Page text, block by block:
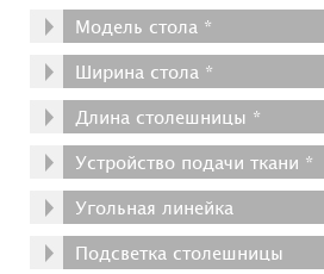
Модель стола *
Ширина стола *
Длина столешницы *
Устройство подачи ткани *
Угольная линейка
Подсветка столешницы